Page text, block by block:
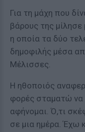
Για τη μάχη που
βάρους της
η οποία τα δύο
δημοφιλής μέσα
Μέλισσες.
Η ηθοποιός
φορές σταματώ να
αφήνομαι. Ό,τι
σε μια ημέρα. Έχω